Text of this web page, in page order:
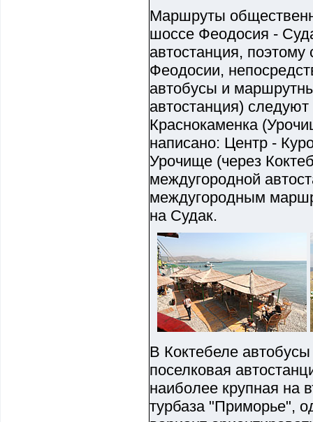
Маршруты
шоссе Феодосия -
автостанция,
Феодосии,
автобусы и
автостанция)
Краснокаменка
написано: Центр -
Урочище (через
междугородной
междугородным
на Судак.
В Коктебеле
поселковая
наиболее крупная на
турбаза "Приморье",